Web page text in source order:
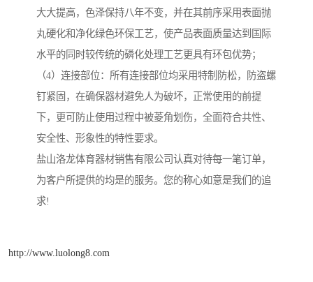
大大提高，色泽保持八年不变，并在其前序采用表面抛
丸硬化和净化绿色环保工艺，使产品表面质量达到国际
水平的同时较传统的磷化处理工艺更具有环包优势；
（4）连接部位：所有连接部位均采用特制防松，防盗螺
钉紧固，在确保器材避免人为破坏，正常使用的前提
下，更可防止使用过程中被菱角划伤，全面符合共性、
安全性、形象性的特性要求。
盐山洛龙体育器材销售有限公司认真对待每一笔订单，
为客户所提供的均是的服务。您的称心如意是我们的追
求!
http://www.luolong8.com